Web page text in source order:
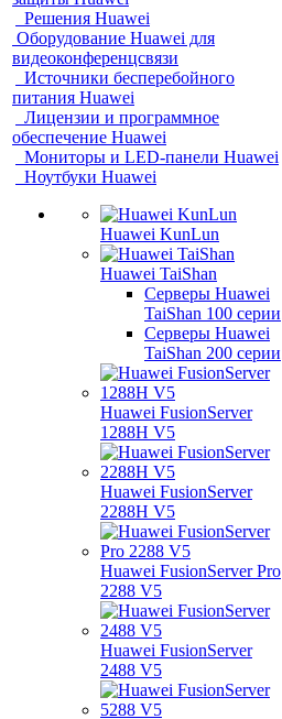
Решения Huawei
Оборудование Huawei для
видеоконференцсвязи
Источники бесперебойного
питания Huawei
Лицензии и программное
обеспечение Huawei
Мониторы и LED-панели Huawei
Ноутбуки Huawei
Huawei KunLun
Huawei TaiShan
Серверы Huawei
TaiShan 100 серии
Серверы Huawei
TaiShan 200 серии
Huawei FusionServer
1288H V5
Huawei FusionServer
2288H V5
Huawei FusionServer Pro
2288 V5
Huawei FusionServer
2488 V5